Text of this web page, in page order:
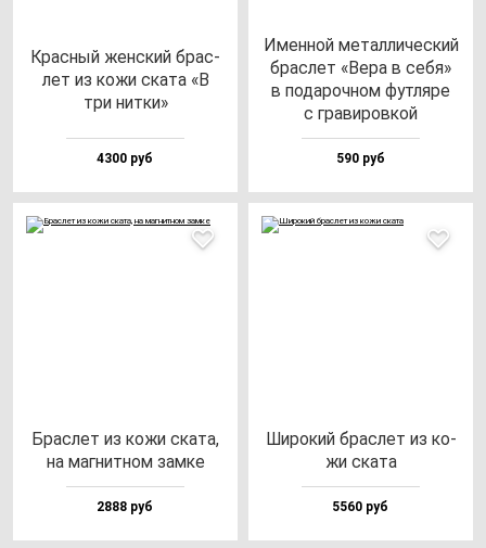
Крас­ный жен­ский брас­
лет из ко­жи ска­та «В
три нит­ки»
4300 руб
Имен­ной ме­тал­ли­чес­кий
брас­лет «Вера в се­бя»
в по­да­роч­ном фут­ля­ре
с гра­ви­ров­кой
590 руб
Брас­лет из ко­жи ска­та,
на маг­нит­ном зам­ке
2888 руб
Широ­кий брас­лет из ко­
жи ска­та
5560 руб